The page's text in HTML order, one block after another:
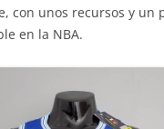
con unos recursos y un
en la NBA.